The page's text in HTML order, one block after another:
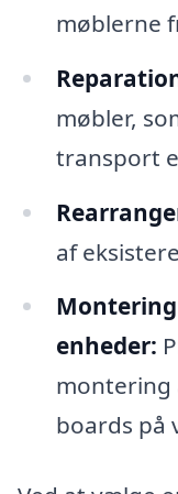
møblerne
møbler,
transport
af
enheder:
montering
boards på